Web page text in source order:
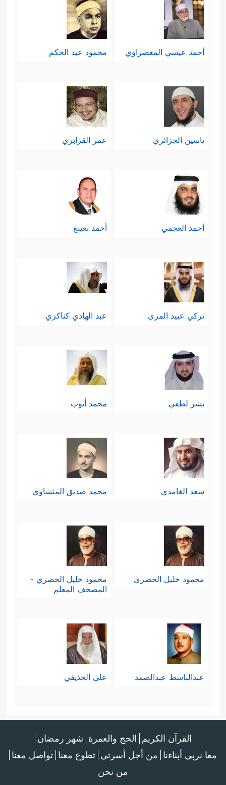
أحمد عيسي المعصراوي محمود عبد الحكم
ياسين الجزائري عمر القزابري
أحمد العجمي أحمد نعينع
تركي عبيد المري عبد الهادي كناكري
بشر لطفي محمد أيوب
سعد الغامدي محمد صديق المنشاوي
محمود خليل الحصري
محمود خليل الحصري -
المصحف المعلم
عبدالباسط عبدالصمد علي الحذيفي
القرآن الكريم الحج والعمرة شهر رمضان
معا نربي أبناءنا من أجل أسرتي تطوع معنا تواصل معنا
من نحن